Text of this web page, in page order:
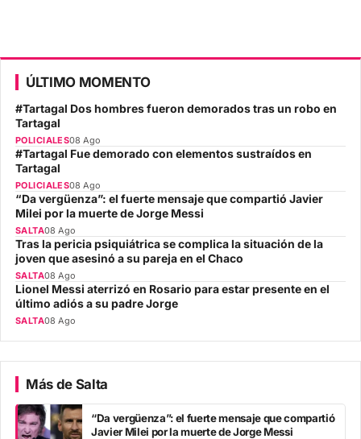
ÚLTIMO MOMENTO
#Tartagal Dos hombres fueron demorados tras un robo en
Tartagal
POLICIALES08 Ago
#Tartagal Fue demorado con elementos sustraídos en
Tartagal
POLICIALES08 Ago
“Da vergüenza”: el fuerte mensaje que compartió Javier
Milei por la muerte de Jorge Messi
SALTA08 Ago
Tras la pericia psiquiátrica se complica la situación de la
joven que asesinó a su pareja en el Chaco
SALTA08 Ago
Lionel Messi aterrizó en Rosario para estar presente en el
último adiós a su padre Jorge
SALTA08 Ago
Más de Salta
“Da vergüenza”: el fuerte mensaje que compartió
Javier Milei por la muerte de Jorge Messi